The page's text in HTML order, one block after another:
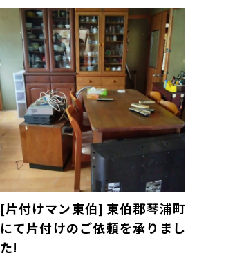
[片付けマン東伯] 東伯郡琴浦町
にて片付けのご依頼を承りまし
た!